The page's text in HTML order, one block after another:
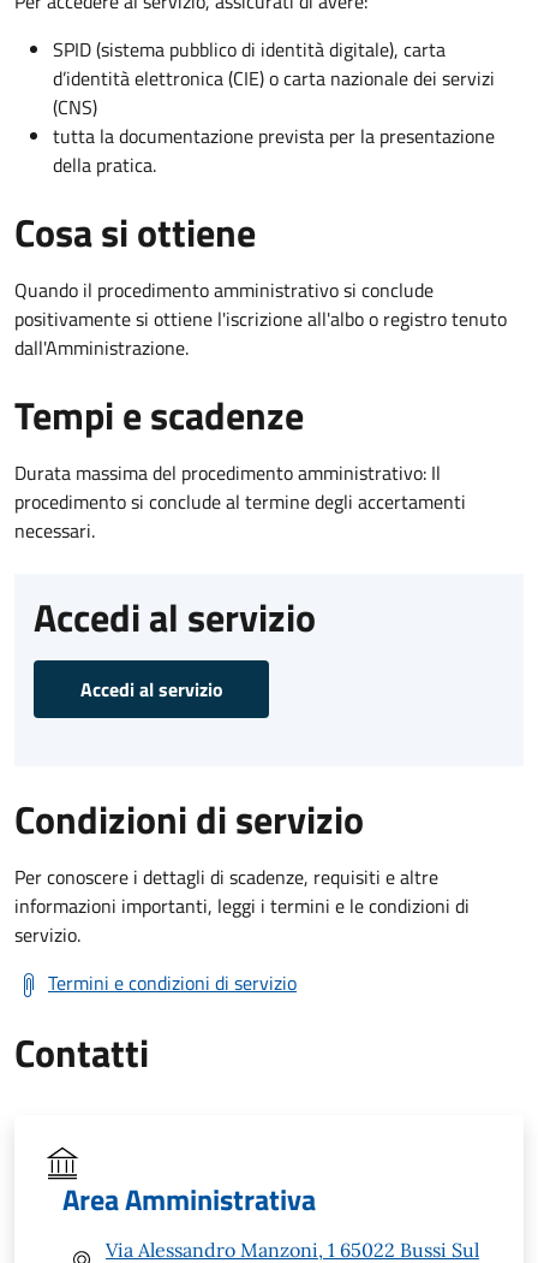
SPID (sistema pubblico di identità digitale), carta
d’identità elettronica (CIE) o carta nazionale dei servizi
(CNS)
tutta la documentazione prevista per la presentazione
della pratica.
Cosa si ottiene
Quando il procedimento amministrativo si conclude
positivamente si ottiene l'iscrizione all'albo o registro tenuto
dall'Amministrazione.
Tempi e scadenze
Durata massima del procedimento amministrativo: Il
procedimento si conclude al termine degli accertamenti
necessari.
Accedi al servizio
Accedi al servizio
Condizioni di servizio
Per conoscere i dettagli di scadenze, requisiti e altre
informazioni importanti, leggi i termini e le condizioni di
servizio.
Termini e condizioni di servizio
Contatti
Area Amministrativa
Via Alessandro Manzoni, 1 65022 Bussi Sul